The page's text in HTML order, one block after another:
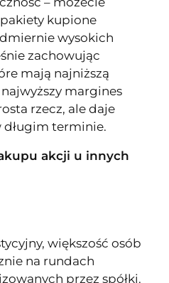
kupione
wysokich
zachowując
mają najniższą
margines
rzecz, ale daje
terminie.
akcji u innych
większość osób
na rundach
przez spółki.